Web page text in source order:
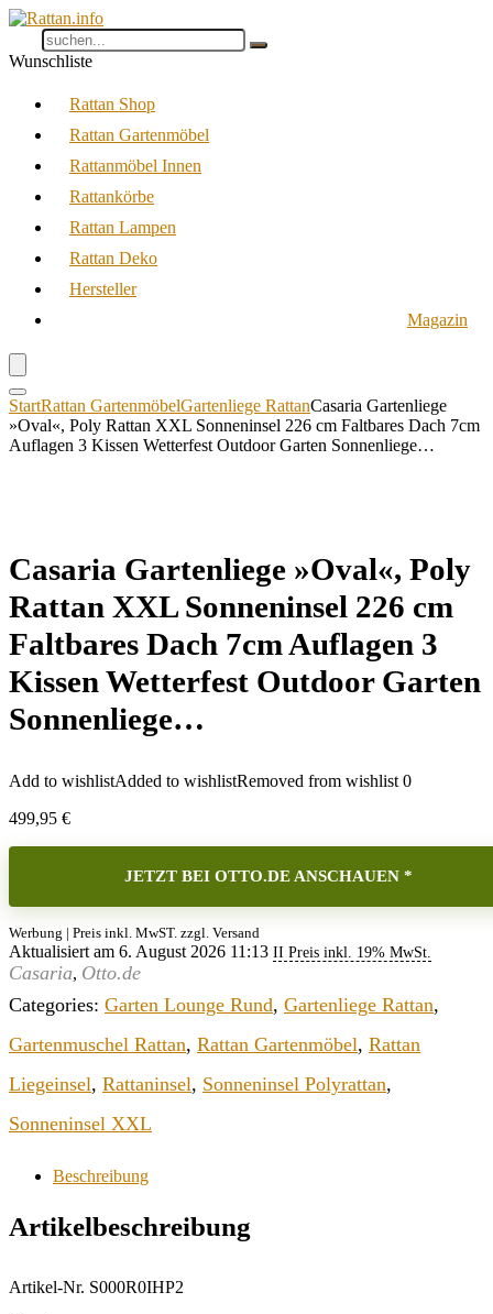
Wunschliste
Rattan Shop
Rattan Gartenmöbel
Rattanmöbel Innen
Rattankörbe
Rattan Lampen
Rattan Deko
Hersteller
Magazin
StartRattan GartenmöbelGartenliege RattanCasaria Gartenliege
»Oval«, Poly Rattan XXL Sonneninsel 226 cm Faltbares Dach 7cm
Auflagen 3 Kissen Wetterfest Outdoor Garten Sonnenliege…
Casaria Gartenliege »Oval«, Poly
Rattan XXL Sonneninsel 226 cm
Faltbares Dach 7cm Auflagen 3
Kissen Wetterfest Outdoor Garten
Sonnenliege…
Add to wishlistAdded to wishlistRemoved from wishlist 0
499,95 €
JETZT BEI OTTO.DE ANSCHAUEN *
Werbung | Preis inkl. MwST. zzgl. Versand
Aktualisiert am 6. August 2026 11:13 II Preis inkl. 19% MwSt.
Casaria, Otto.de
Categories: Garten Lounge Rund, Gartenliege Rattan,
Gartenmuschel Rattan, Rattan Gartenmöbel, Rattan
Liegeinsel, Rattaninsel, Sonneninsel Polyrattan,
Sonneninsel XXL
Beschreibung
Artikelbeschreibung
Artikel-Nr. S000R0IHP2